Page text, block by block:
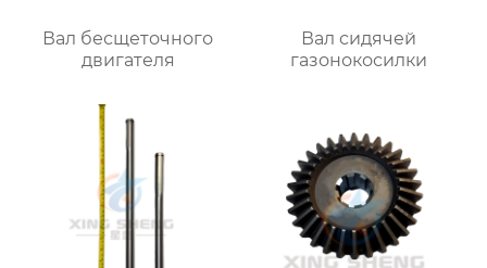
Вал бесщеточного
двигателя
Вал сидячей
газонокосилки